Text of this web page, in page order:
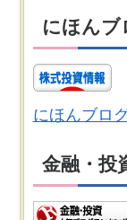
にほんブ
にほんブロ
金融・投